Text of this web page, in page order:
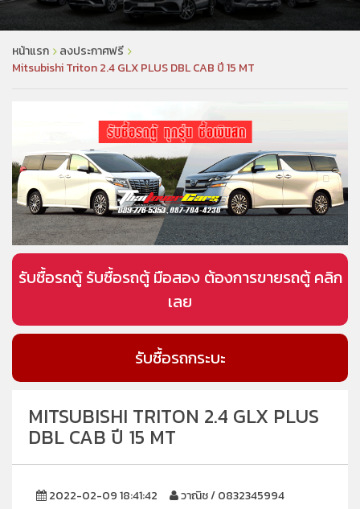
หน้าแรก
ลงประกาศฟรี
Mitsubishi Triton 2.4 GLX PLUS DBL CAB ปี 15 MT
รับซื้อรถตู้ รับซื้อรถตู้ มือสอง ต้องการขายรถตู้ คลิก
เลย
รับซื้อรถกระบะ
MITSUBISHI TRITON 2.4 GLX PLUS
DBL CAB ปี 15 MT
2022-02-09 18:41:42 วาณิช / 0832345994